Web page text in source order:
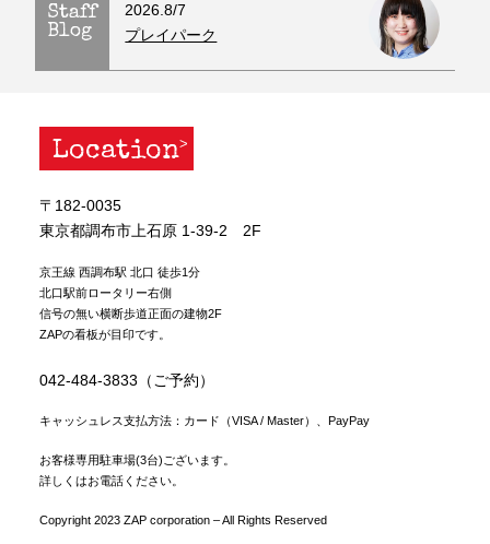
Staff
Blog
2026.8/7
プレイパーク
Location
〒182-0035
東京都調布市上石原 1-39-2 2F
京王線 西調布駅 北口 徒歩1分
北口駅前ロータリー右側
信号の無い横断歩道正面の建物2F
ZAPの看板が目印です。
042-484-3833（ご予約）
キャッシュレス支払方法：カード（VISA / Master）、PayPay
お客様専用駐車場(3台)ございます。
詳しくはお電話ください。
Copyright 2023 ZAP corporation – All Rights Reserved